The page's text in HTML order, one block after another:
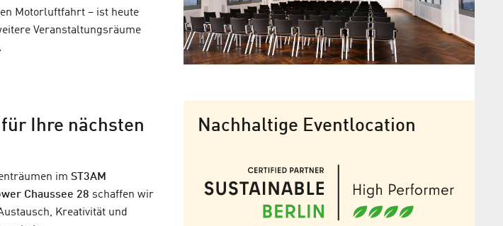
Motorluftfahrt – ist heute
Veranstaltungsräume
für Ihre nächsten
im ST3AM
Chaussee 28 schaffen wir
Kreativität und
Nachhaltige Eventlocation